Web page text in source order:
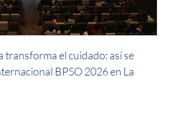
transforma el cuidado: así se
BPSO 2026 en La